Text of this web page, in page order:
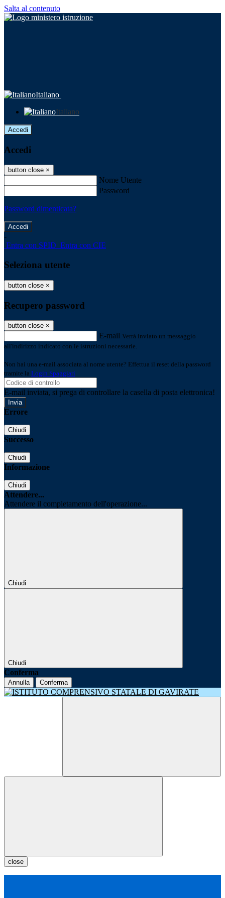
Salta al contenuto
Italiano
Italiano
Accedi
Accedi
button close ×
Nome Utente
Password
Password dimenticata?
-
Entra con SPID Entra con CIE
Seleziona utente
button close ×
Recupero password
button close ×
E-mail Verrà inviato un messaggio
all'indirizzo indicato con le istruzioni necessarie.
Non hai una e-mail associata al nome utente? Effettua il reset della password
tramite la Login Spaggiari
E-mail inviata, si prega di controllare la casella di posta elettronica!
Errore
Chiudi
Successo
Chiudi
Informazione
Chiudi
Attendere...
Attendere il completamento dell'operazione...
Chiudi
Chiudi
Conferma
Annulla Conferma
close